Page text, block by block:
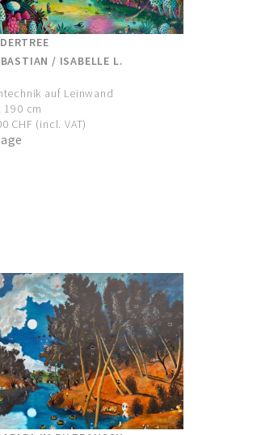
/ ISABELLE L.
auf Leinwand
190 cm
CHF (incl. VAT)